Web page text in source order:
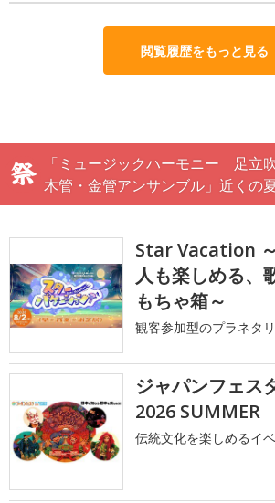
閲覧履歴をもっと見る
「ミュージックハーモニー 足立
木管・金管アンサンブル」近くの
Star Vacation
人も楽しめる、
もちゃ箱～
観客参加型のプラネタ
ジャパンフェス
2026 SUMMER
伝統文化を楽しめるイ